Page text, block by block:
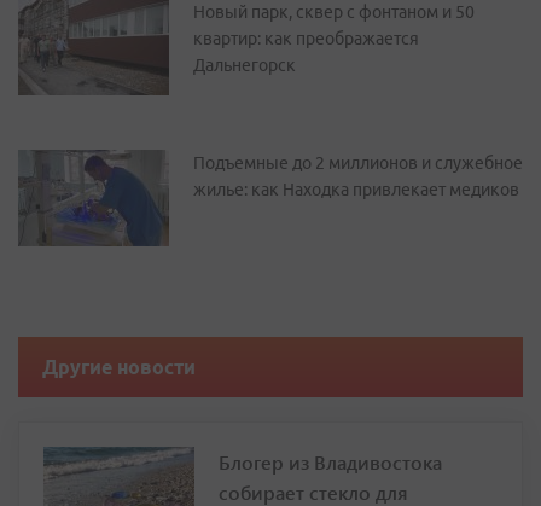
Новый парк, сквер с фонтаном и 50
квартир: как преображается
Дальнегорск
Подъемные до 2 миллионов и служебное
жилье: как Находка привлекает медиков
Другие новости
Блогер из Владивостока
собирает стекло для